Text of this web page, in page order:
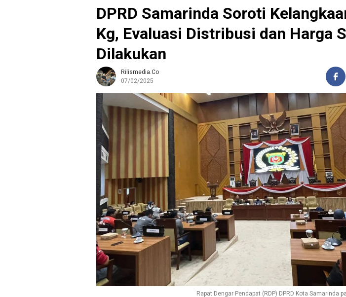
DPRD Samarinda Soroti
Kg, Evaluasi Distribusi dan Harga
Dilakukan
Rilismedia.co
07/02/2025
Rapat Dengar Pendapat (RDP) DPRD Kota Samarinda